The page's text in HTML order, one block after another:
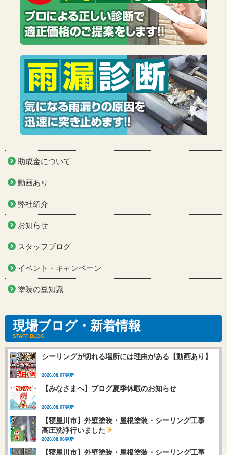
助成金について
動画あり
弊社紹介
お知らせ
スタッフブログ
イベント・キャンペーン
塗装の豆知識
現場ブログ・新着情報
STAFF BLOG
シーリングが切れる場所には理由がある【動画あり】
2026.08.07更新
【みなさまへ】ブログ夏季休暇のお知らせ
2026.08.07更新
【寝屋川市】外壁塗装・屋根塗装・シーリング工事
高圧洗浄行いました
2026.08.06更新
【寝屋川市】外壁塗装・屋根塗装・シーリング工事